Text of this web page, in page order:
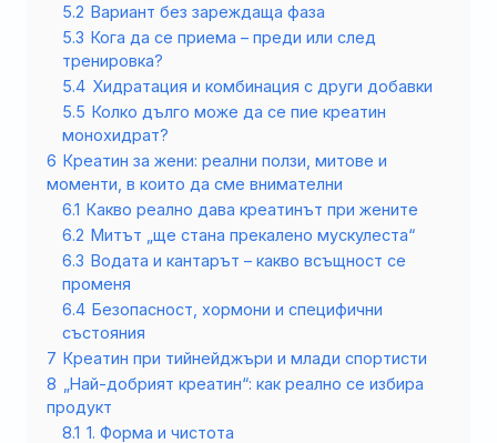
5.2 Вариант без зареждаща фаза
5.3 Кога да се приема – преди или след
тренировка?
5.4 Хидратация и комбинация с други добавки
5.5 Колко дълго може да се пие креатин
монохидрат?
6 Креатин за жени: реални ползи, митове и
моменти, в които да сме внимателни
6.1 Какво реално дава креатинът при жените
6.2 Митът „ще стана прекалено мускулеста“
6.3 Водата и кантарът – какво всъщност се
променя
6.4 Безопасност, хормони и специфични
състояния
7 Креатин при тийнейджъри и млади спортисти
8
„Най-добрият креатин“: как реално се избира
продукт
8.1 1. Форма и чистота